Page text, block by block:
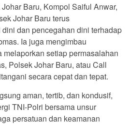
Baru, Kompol Saiful Anwar,
Johar Baru terus
dan pencegahan dini terhadap
Ia juga mengimbau
melaporkan setiap permasalahan
Polsek Johar Baru, atau Call
secara cepat dan tepat.
aman, tertib, dan kondusif,
TNI-Polri bersama unsur
persatuan dan keamanan